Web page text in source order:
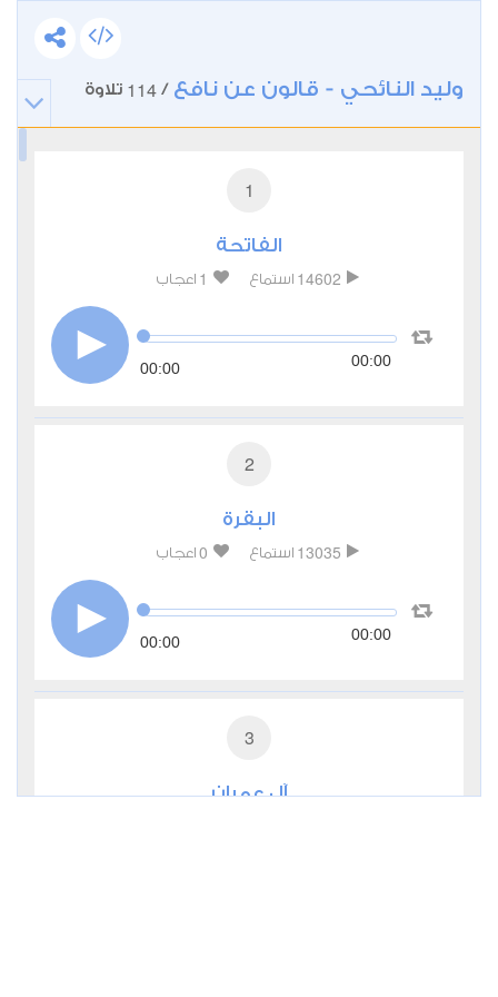
وليد النائحي - قالون عن نافع /
114 تلاوة
1
الفاتحة
14602 استماع 1 اعجاب
00:00 00:00
2
البقرة
13035 استماع 0 اعجاب
00:00 00:00
3
آل عمران